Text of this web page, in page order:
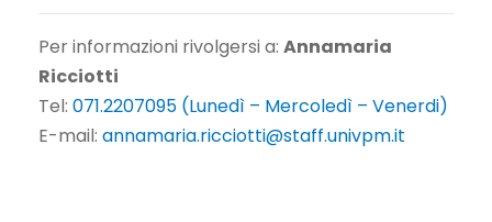
Per informazioni rivolgersi a: Annamaria
Ricciotti
Tel: 071.2207095 (Lunedì – Mercoledì – Venerdi)
E-mail: annamaria.ricciotti@staff.univpm.it